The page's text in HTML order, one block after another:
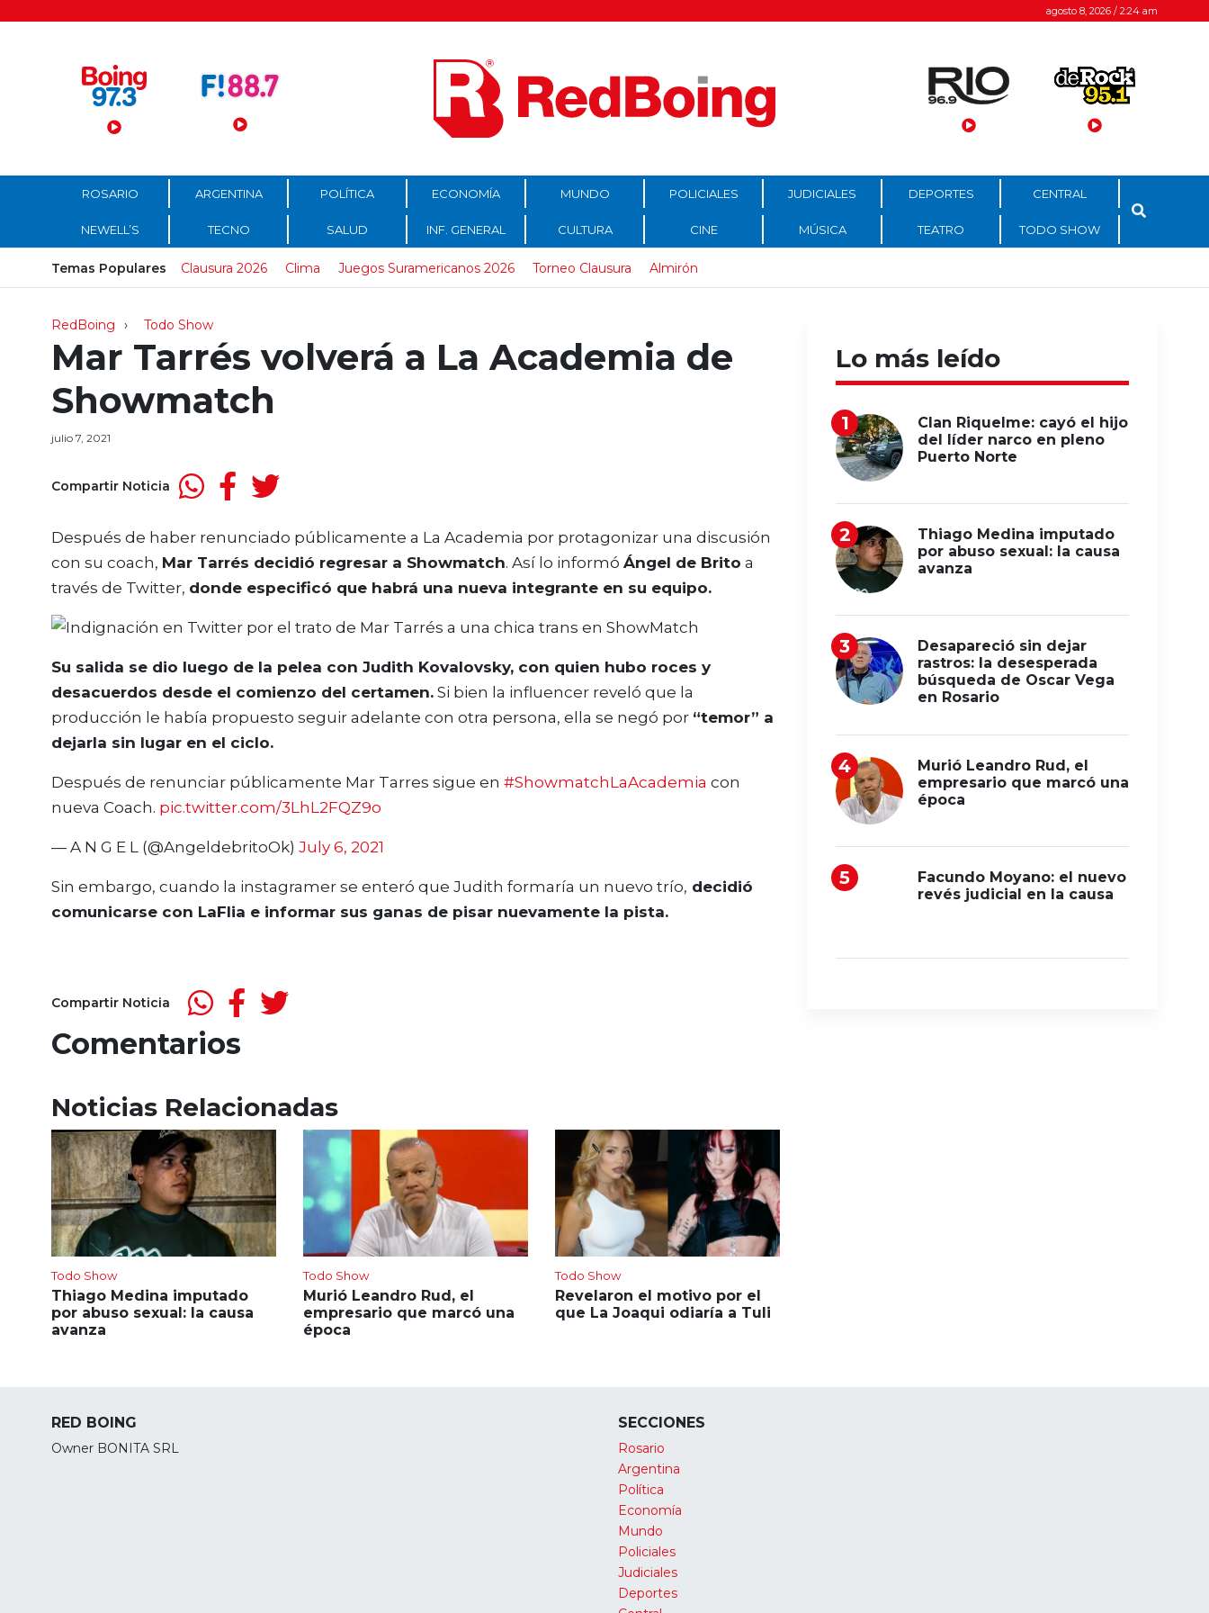
Menú Principal agosto 8, 2026 / 2:24 am
ROSARIO ARGENTINA POLÍTICA ECONOMÍA MUNDO POLICIALES JUDICIALES DEPORTES CENTRAL
NEWELL’S TECNO SALUD INF. GENERAL CULTURA CINE MÚSICA TEATRO TODO SHOW
Temas Populares Clausura 2026 Clima Juegos Suramericanos 2026 Torneo Clausura Almirón
RedBoing Todo Show
Mar Tarrés volverá a La Academia de
Showmatch
julio 7, 2021
Compartir Noticia
Después de haber renunciado públicamente a La Academia por protagonizar una discusión
con su coach, Mar Tarrés decidió regresar a Showmatch. Así lo informó Ángel de Brito a
través de Twitter, donde especificó que habrá una nueva integrante en su equipo.
Su salida se dio luego de la pelea con Judith Kovalovsky, con quien hubo roces y
desacuerdos desde el comienzo del certamen. Si bien la influencer reveló que la
producción le había propuesto seguir adelante con otra persona, ella se negó por “temor” a
dejarla sin lugar en el ciclo.
Después de renunciar públicamente Mar Tarres sigue en #ShowmatchLaAcademia con
nueva Coach. pic.twitter.com/3LhL2FQZ9o
— A N G E L (@AngeldebritoOk) July 6, 2021
Sin embargo, cuando la instagramer se enteró que Judith formaría un nuevo trío, decidió
comunicarse con LaFlia e informar sus ganas de pisar nuevamente la pista.
Compartir Noticia
Comentarios
Noticias Relacionadas
Todo Show
Thiago Medina imputado
por abuso sexual: la causa
avanza
Todo Show
Murió Leandro Rud, el
empresario que marcó una
época
Todo Show
Revelaron el motivo por el
que La Joaqui odiaría a Tuli
Lo más leído
Clan Riquelme: cayó el hijo
del líder narco en pleno
Puerto Norte
Thiago Medina imputado
por abuso sexual: la causa
avanza
Desapareció sin dejar
rastros: la desesperada
búsqueda de Oscar Vega
en Rosario
Murió Leandro Rud, el
empresario que marcó una
época
Facundo Moyano: el nuevo
revés judicial en la causa
RED BOING
Owner BONITA SRL
SECCIONES
Rosario
Argentina
Política
Economía
Mundo
Policiales
Judiciales
Deportes